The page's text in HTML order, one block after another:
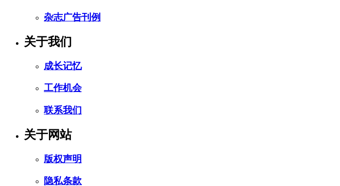
杂志广告刊例
关于我们
成长记忆
工作机会
联系我们
关于网站
版权声明
隐私条款